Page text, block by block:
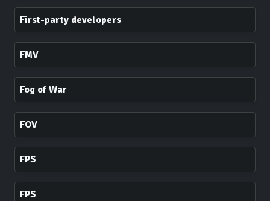
First-party developers
FMV
Fog of War
FOV
FPS
FPS